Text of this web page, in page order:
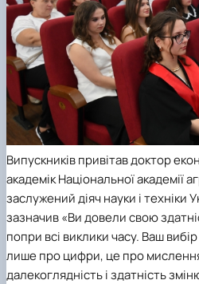
Випускників привітав доктор
академікНаціональної академії
заслужений діяч науки і техніки
зазначив «Ви довели свою
попри всі виклики часу. Ваш
лише про цифри, це про
далекоглядність і здатність